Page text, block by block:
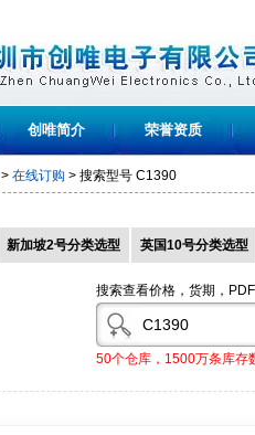
创唯简介 荣誉资质
> 在线订购 > 搜索型号 C1390
新加坡2号分类选型 英国10号分类选型
搜索查看价格，货期，
50个仓库，1500万条库存